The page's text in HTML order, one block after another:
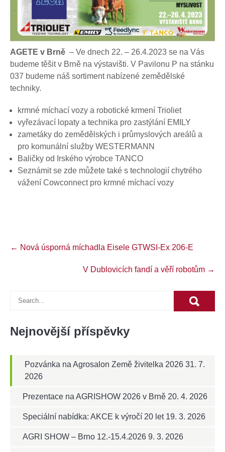
AGETE v Brně – Ve dnech 22. – 26.4.2023 se na Vás
budeme těšit v Brně na výstavišti. V Pavilonu P na stánku
037 budeme náš sortiment nabízené zemědělské
techniky.
krmné míchací vozy a robotické krmení Trioliet
vyřezávací lopaty a technika pro zastýlání EMILY
zametáky do zemědělských i průmyslových areálů a
pro komunální služby WESTERMANN
Baličky od Irského výrobce TANCO
Seznámit se zde můžete také s technologií chytrého
vážení Cowconnect pro krmné míchací vozy
Post
navigation
← Nová úsporná míchadla Eisele GTWSI-Ex 206-E
V Dublovicích fandí a věří robotům →
Nejnovější příspěvky
Pozvánka na Agrosalon Země živitelka 2026 31. 7.
2026
Prezentace na AGRISHOW 2026 v Brně 20. 4. 2026
Speciální nabídka: AKCE k výročí 20 let 19. 3. 2026
AGRI SHOW – Brno 12.-15.4.2026 9. 3. 2026